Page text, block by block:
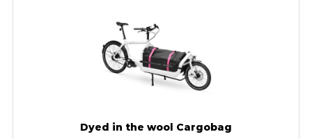
Dyed in the wool Cargobag